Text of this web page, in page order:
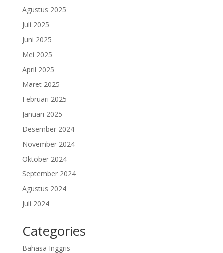
Agustus 2025
Juli 2025
Juni 2025
Mei 2025
April 2025
Maret 2025
Februari 2025
Januari 2025
Desember 2024
November 2024
Oktober 2024
September 2024
Agustus 2024
Juli 2024
Categories
Bahasa Inggris